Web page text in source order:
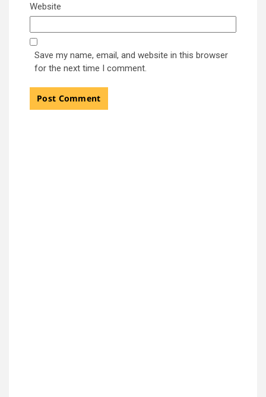
Website
Save my name, email, and website in this browser
for the next time I comment.